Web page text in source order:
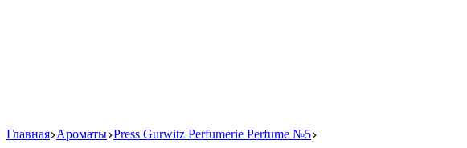
Главная Ароматы Press Gurwitz Perfumerie Perfume №5